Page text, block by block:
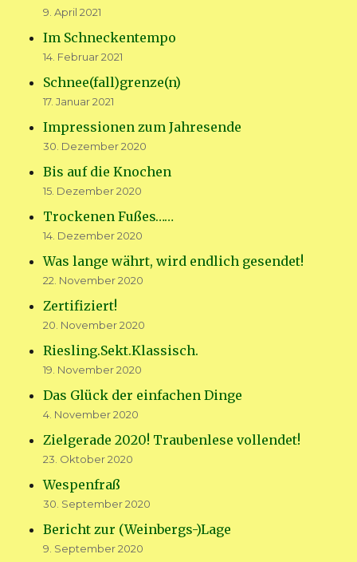
9. April 2021
Im Schneckentempo
14. Februar 2021
Schnee(fall)grenze(n)
17. Januar 2021
Impressionen zum Jahresende
30. Dezember 2020
Bis auf die Knochen
15. Dezember 2020
Trockenen Fußes……
14. Dezember 2020
Was lange währt, wird endlich gesendet!
22. November 2020
Zertifiziert!
20. November 2020
Riesling.Sekt.Klassisch.
19. November 2020
Das Glück der einfachen Dinge
4. November 2020
Zielgerade 2020! Traubenlese vollendet!
23. Oktober 2020
Wespenfraß
30. September 2020
Bericht zur (Weinbergs-)Lage
9. September 2020